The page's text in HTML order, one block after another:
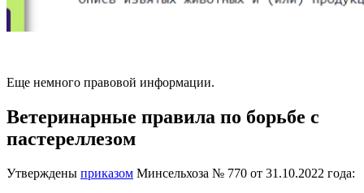
Еще немного правовой информации.
Ветеринарные правила по борьбе с
пастереллезом
Утверждены приказом Минсельхоза № 770 от 31.10.2022 года: